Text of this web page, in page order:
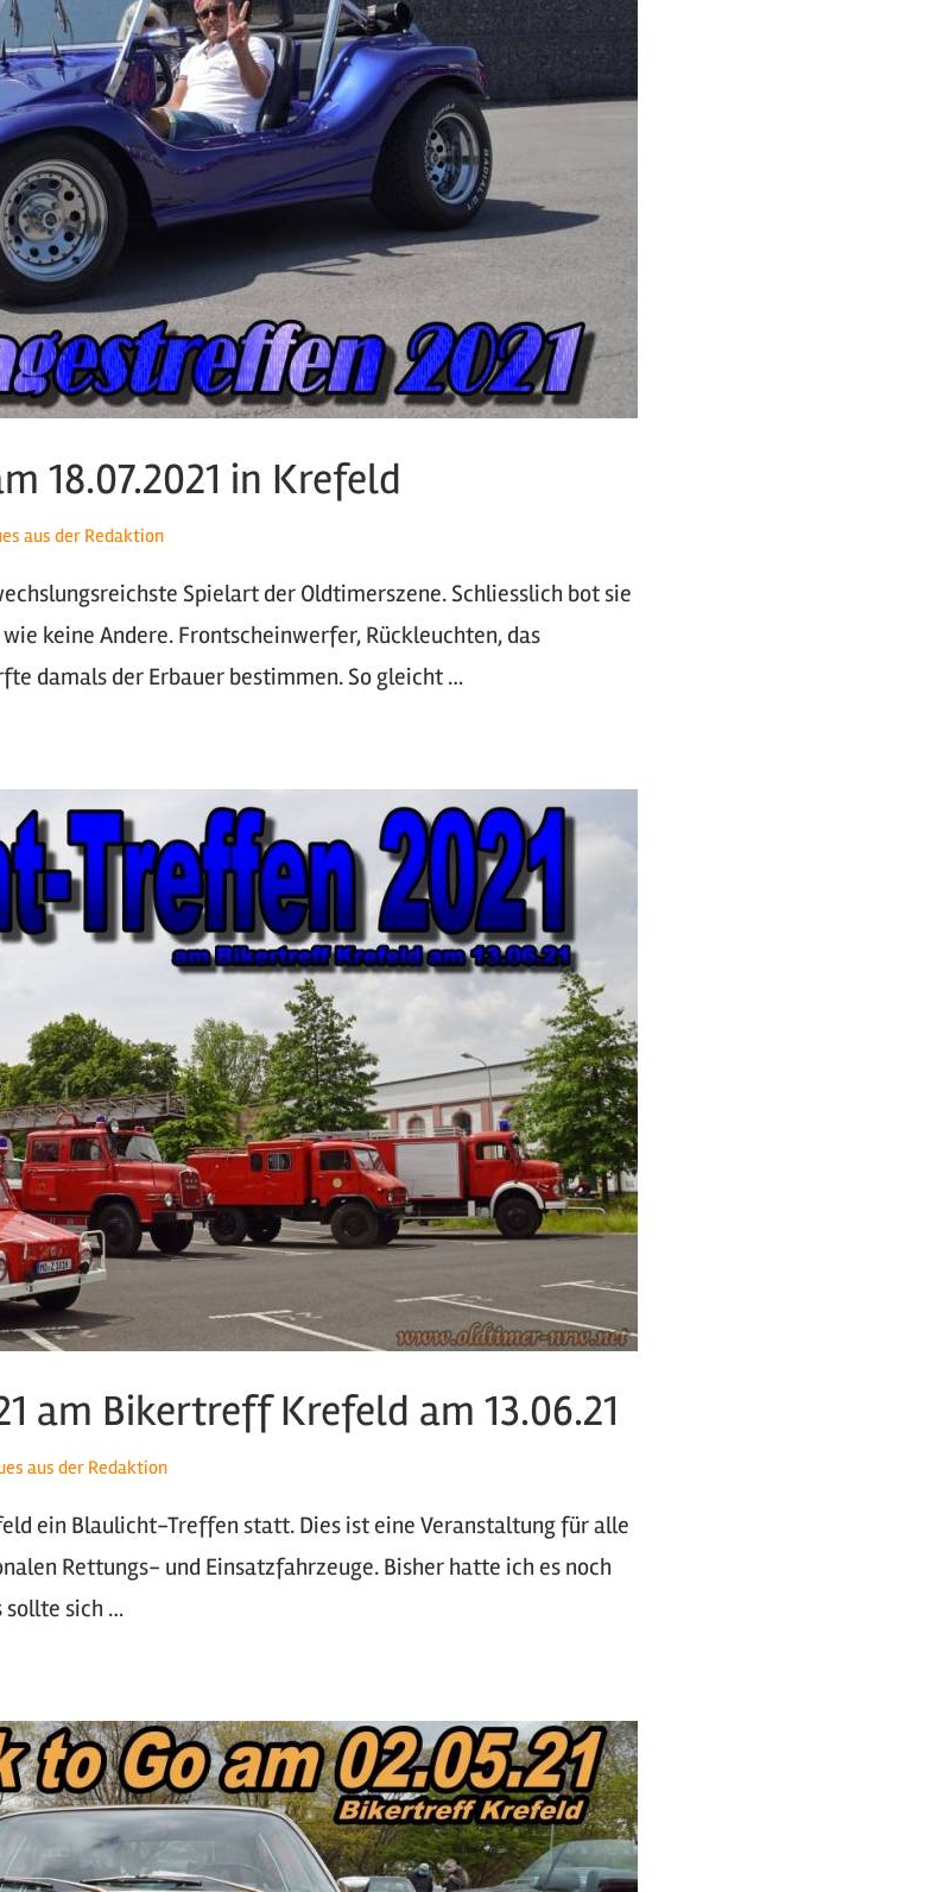
18.07.2021 in Krefeld
aus der Redaktion
Spielart der Oldtimerszene. Schliesslich bot sie
keine Andere. Frontscheinwerfer, Rückleuchten, das
damals der Erbauer bestimmen. So gleicht …
am Bikertreff Krefeld am 13.06.21
aus der Redaktion
ein Blaulicht-Treffen statt. Dies ist eine Veranstaltung für alle
Rettungs- und Einsatzfahrzeuge. Bisher hatte ich es noch
sollte sich …